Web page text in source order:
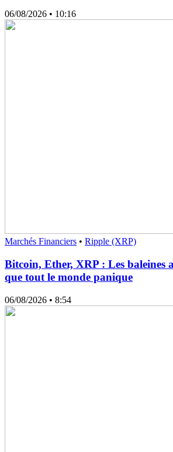
06/08/2026 • 10:16
Marchés Financiers • Ripple (XRP)
Bitcoin, Ether, XRP : Les baleines
que tout le monde panique
06/08/2026 • 8:54